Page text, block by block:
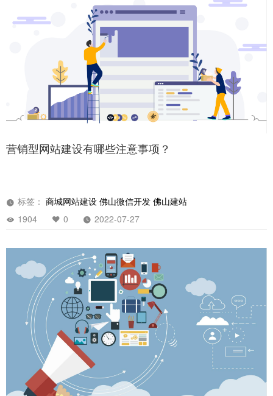
营销型网站建设有哪些注意事项？
标签： 商城网站建设 佛山微信开发 佛山建站
1904
0 2022-07-27